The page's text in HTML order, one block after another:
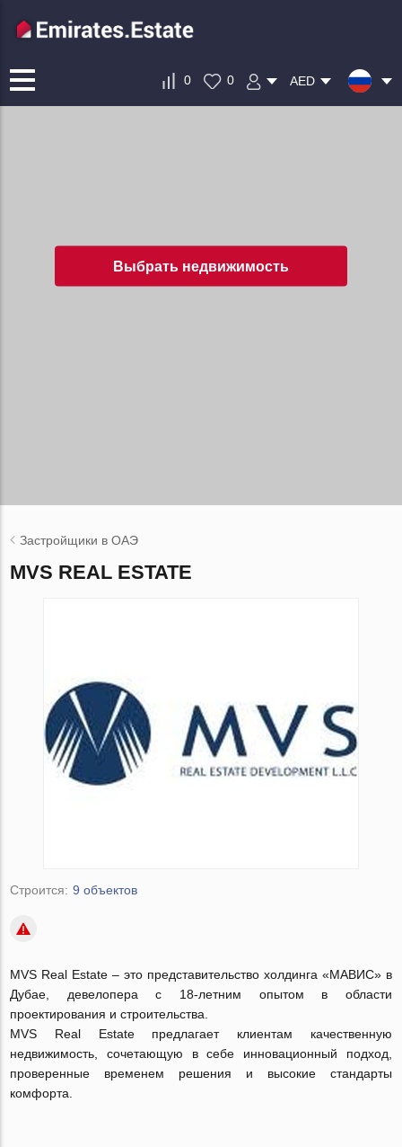
0 0 AED
Выбрать недвижимость
Застройщики в ОАЭ
MVS REAL ESTATE
Строится: 9 объектов
MVS Real Estate – это представительство холдинга «МАВИС» в
Дубае, девелопера с 18-летним опытом в области
проектирования и строительства.
MVS Real Estate предлагает клиентам качественную
недвижимость, сочетающую в себе инновационный подход,
проверенные временем решения и высокие стандарты
комфорта.